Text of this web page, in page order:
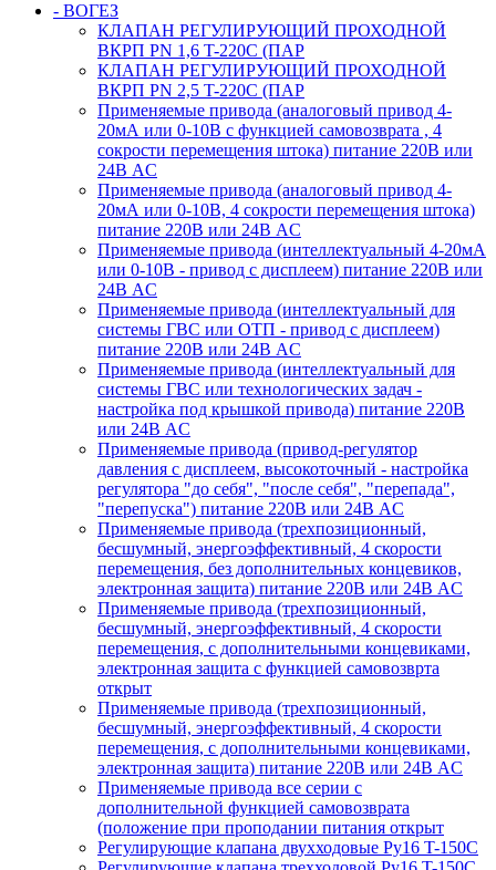
- ВОГЕЗ
КЛАПАН РЕГУЛИРУЮЩИЙ ПРОХОДНОЙ
ВКРП PN 1,6 T-220C (ПАР
КЛАПАН РЕГУЛИРУЮЩИЙ ПРОХОДНОЙ
ВКРП PN 2,5 T-220C (ПАР
Применяемые привода (аналоговый привод 4-
20мА или 0-10В с функцией самовозврата , 4
сокрости перемещения штока) питание 220В или
24В AC
Применяемые привода (аналоговый привод 4-
20мА или 0-10В, 4 сокрости перемещения штока)
питание 220В или 24В AC
Применяемые привода (интеллектуальный 4-20мА
или 0-10В - привод с дисплеем) питание 220В или
24В AC
Применяемые привода (интеллектуальный для
системы ГВС или ОТП - привод с дисплеем)
питание 220В или 24В AC
Применяемые привода (интеллектуальный для
системы ГВС или технологических задач -
настройка под крышкой привода) питание 220В
или 24В AC
Применяемые привода (привод-регулятор
давления с дисплеем, высокоточный - настройка
регулятора "до себя", "после себя", "перепада",
"перепуска") питание 220В или 24В AC
Применяемые привода (трехпозиционный,
бесшумный, энергоэффективный, 4 скорости
перемещения, без дополнительных концевиков,
электронная защита) питание 220В или 24В AC
Применяемые привода (трехпозиционный,
бесшумный, энергоэффективный, 4 скорости
перемещения, с дополнительными концевиками,
электронная защита с функцией самовозврта
открыт
Применяемые привода (трехпозиционный,
бесшумный, энергоэффективный, 4 скорости
перемещения, с дополнительными концевиками,
электронная защита) питание 220В или 24В AC
Применяемые привода все серии с
дополнительной функцией самовозврата
(положение при проподании питания открыт
Регулирующие клапана двухходовые Ру16 T-150С